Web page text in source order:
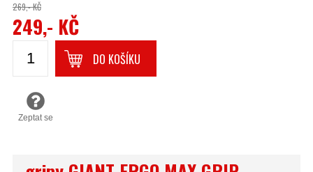
269,- KČ
249,- KČ
DO KOŠÍKU
Zeptat se